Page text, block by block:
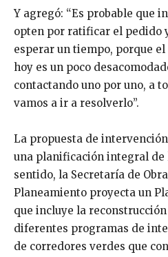
Y agregó: “Es probable que
opten por ratificar el pedido
esperar un tiempo, porque
hoy es un poco
contactando uno por uno, a
vamos a ir a resolverlo”.
La propuesta de
una planificación integral de
sentido, la Secretaría de
Planeamiento proyecta un
que incluye la
diferentes programas de
de corredores verdes que